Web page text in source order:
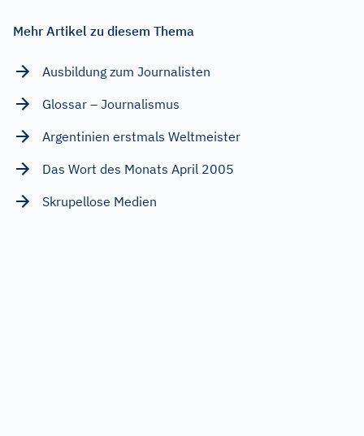
Mehr Artikel zu diesem Thema
Ausbildung zum Journalisten
Glossar – Journalismus
Argentinien erstmals Weltmeister
Das Wort des Monats April 2005
Skrupellose Medien